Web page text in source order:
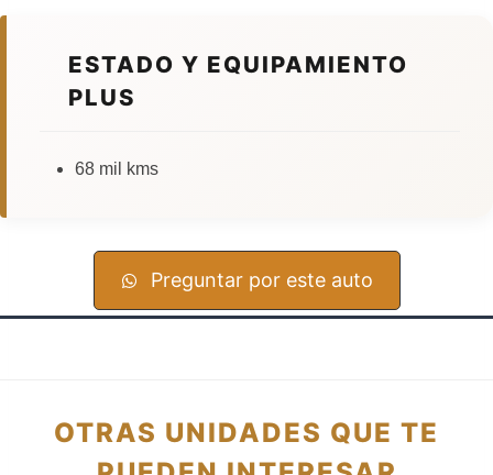
ESTADO Y EQUIPAMIENTO
PLUS
68 mil kms
Preguntar por este auto
OTRAS UNIDADES QUE TE